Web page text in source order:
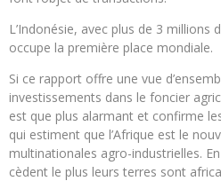
L’Indonésie, avec plus de 3 millions
occupe la première place mondiale.
Si ce rapport offre une vue
investissements dans le foncier
est que plus alarmant et confirme
qui estiment que l’Afrique est le
multinationales agro-industrielles.
cèdent le plus leurs terres sont